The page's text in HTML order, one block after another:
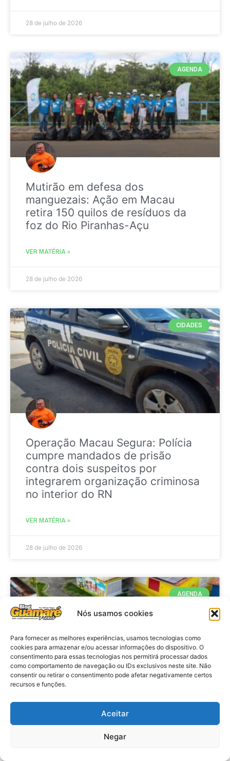
Nós usamos cookies
Para fornecer as melhores experiências, usamos tecnologias como
cookies para armazenar e/ou acessar informações do dispositivo. O
consentimento para essas tecnologias nos permitirá processar dados
como comportamento de navegação ou IDs exclusivos neste site. Não
consentir ou retirar o consentimento pode afetar negativamente certos
recursos e funções.
Aceitar
Negar
28 de julho de 2026
AGENDA
Mutirão em defesa dos
manguezais: Ação em Macau
retira 150 quilos de resíduos da
foz do Rio Piranhas-Açu
VER MATÉRIA »
28 de julho de 2026
CIDADES
Operação Macau Segura: Polícia
cumpre mandados de prisão
contra dois suspeitos por
integrarem organização criminosa
no interior do RN
VER MATÉRIA »
28 de julho de 2026
AGENDA
Agenda: 10ª Mostra Pedagógica
da Casa Durval Paiva acontecerá
nesta quarta-feira (29)